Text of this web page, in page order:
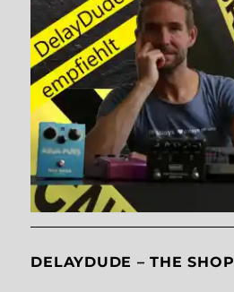
DELAYDUDE – THE SHOP